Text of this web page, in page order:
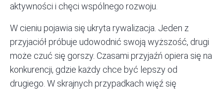
aktywności i chęci wspólnego rozwoju.
W cieniu pojawia się ukryta rywalizacja. Jeden z
przyjaciół próbuje udowodnić swoją wyższość, drugi
może czuć się gorszy. Czasami przyjaźń opiera się na
konkurencji, gdzie każdy chce być lepszy od
drugiego. W skrajnych przypadkach więź się